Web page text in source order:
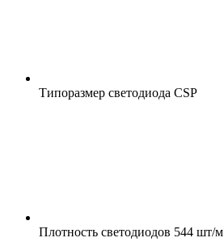
Типоразмер светодиода CSP
Плотность светодиодов 544 шт/м